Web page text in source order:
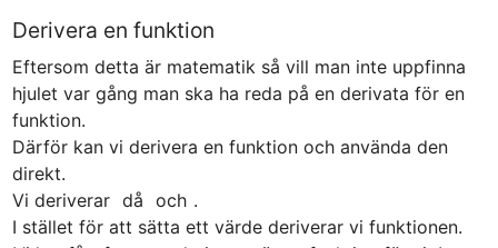
Derivera en funktion
Eftersom detta är matematik så vill man inte uppfinna
hjulet var gång man ska ha reda på en derivata för en
funktion.
Därför kan vi derivera en funktion och använda den
direkt.
Vi deriverar då och .